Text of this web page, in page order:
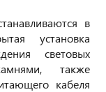
в
установка
световых
также
кабеля